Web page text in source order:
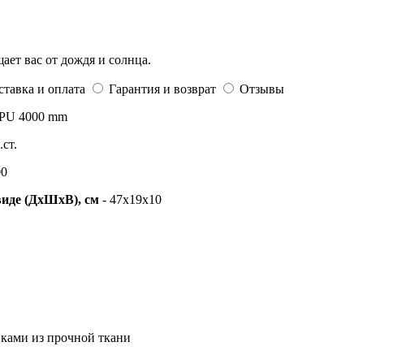
вас от дождя и солнца.
и оплата Гарантия и возврат
Отзывы
4000 mm
(ДхШхВ), см - 47х19х10
из прочной ткани